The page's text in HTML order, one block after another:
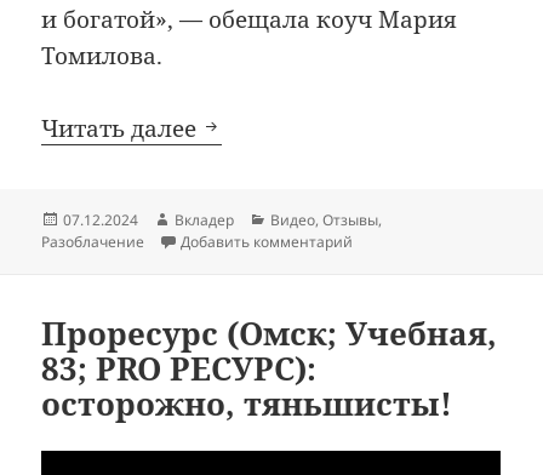
и богатой», — обещала коуч Мария
Томилова.
Читать далее Мария Томилова. Как коуч
Опубликовано
07.12.2024 Автор
Вкладер Рубрики
Видео,Отзывы,
Разоблачение
Добавить комментарий
Проресурс (Омск; Учебная,
83; PRO РЕСУРС):
осторожно, тяньшисты!